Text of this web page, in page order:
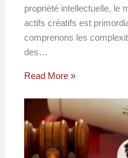
propriété intellectuelle, le
actifs créatifs est
comprenons les
des…
Read More »